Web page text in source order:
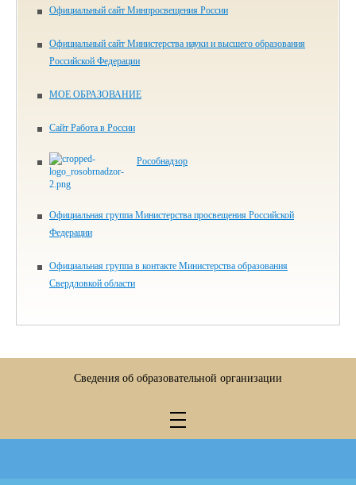
Официальный сайт Минпросвещения России
Официальный сайт Министерства науки и высшего образования
Российской Федерации
МОЕ ОБРАЗОВАНИЕ
Сайт Работа в России
Рособнадзор
Официальная группа Министерства просвещения Российской
Федерации
Официальная группа в контакте Министерства образования
Свердловкой области
Сведения об образовательной организации